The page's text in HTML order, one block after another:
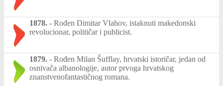
1878. - Rođen Dimitar Vlahov, istaknuti makedonski
revolucionar, političar i publicist.
1879. - Rođen Milan Šufflay, hrvatski istoričar, jedan od
osnivača albanologije, autor prvoga hrvatskog
znanstvenofantastičnog romana.